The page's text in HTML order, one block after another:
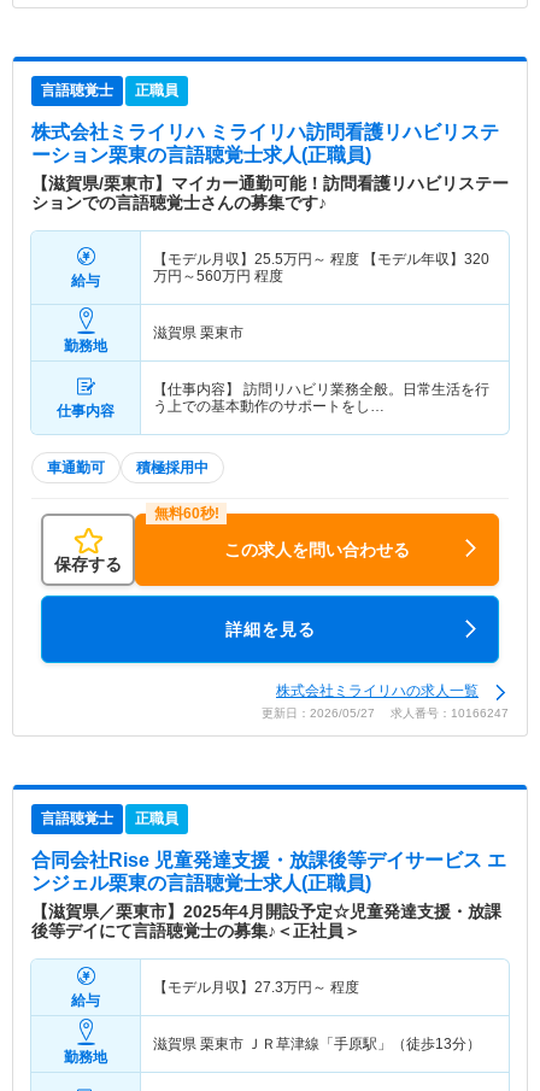
言語聴覚士 正職員
株式会社ミライリハ ミライリハ訪問看護リハビリステ
ーション栗東の言語聴覚士求人(正職員)
【滋賀県/栗東市】マイカー通勤可能！訪問看護リハビリステー
ションでの言語聴覚士さんの募集です♪
給与
【モデル月収】 25.5万円～ 程度 【モデル年収】 320
万円～560万円 程度
勤務地
滋賀県 栗東市
仕事内容
【仕事内容】 訪問リハビリ業務全般。日常生活を行
う上での基本動作のサポートをし…
車通勤可 積極採用中
保存する
この求人を問い合わせる
詳細を見る
株式会社ミライリハの求人一覧
更新日：2026/05/27 求人番号：10166247
言語聴覚士 正職員
合同会社Rise 児童発達支援・放課後等デイサービス エ
ンジェル栗東の言語聴覚士求人(正職員)
【滋賀県／栗東市】2025年4月開設予定☆児童発達支援・放課
後等デイにて言語聴覚士の募集♪＜正社員＞
給与
【モデル月収】 27.3万円～ 程度
勤務地
滋賀県 栗東市 ＪＲ草津線「手原駅」（徒歩13分）